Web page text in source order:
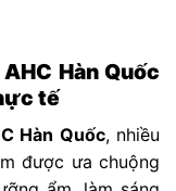
Hàn Quốc
tế
Hàn Quốc, nhiều
được ưa chuộng